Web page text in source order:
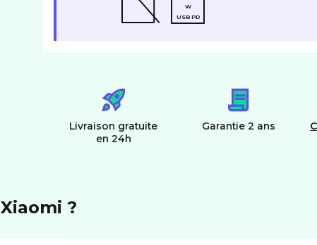
W
USB PD
Livraison gratuite
en 24h
Garantie 2 ans
?